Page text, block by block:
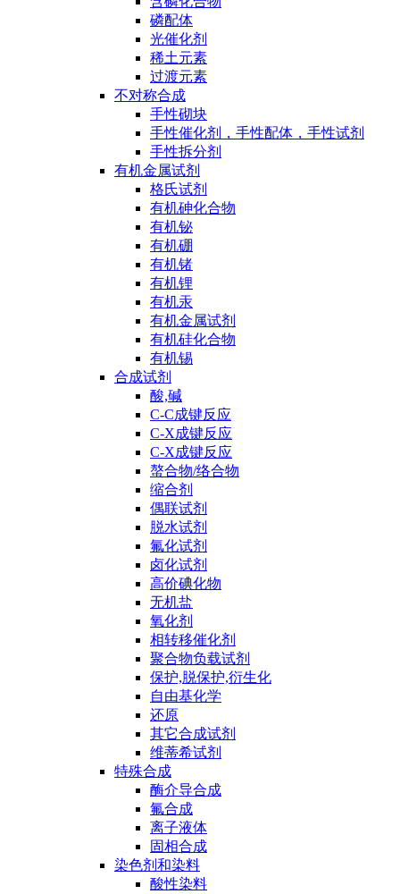
磷配体
光催化剂
稀土元素
过渡元素
不对称合成
手性砌块
手性催化剂，手性配体，手性试剂
手性拆分剂
有机金属试剂
格氏试剂
有机砷化合物
有机铋
有机硼
有机锗
有机锂
有机汞
有机金属试剂
有机硅化合物
有机锡
合成试剂
酸,碱
C-C成键反应
C-X成键反应
C-X成键反应
螯合物/络合物
缩合剂
偶联试剂
脱水试剂
氟化试剂
卤化试剂
高价碘化物
无机盐
氧化剂
相转移催化剂
聚合物负载试剂
保护,脱保护,衍生化
自由基化学
还原
其它合成试剂
维蒂希试剂
特殊合成
酶介导合成
氟合成
离子液体
固相合成
染色剂和染料
酸性染料